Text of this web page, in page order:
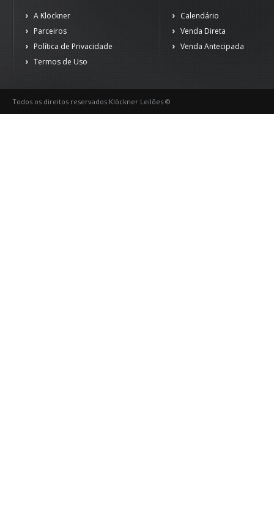
A Klöckner
Parceiros
Política de Privacidade
Termos de Uso
Calendário
Venda Direta
Venda Antecipada
Todos os direitos reservados Klöckner Leilões ©